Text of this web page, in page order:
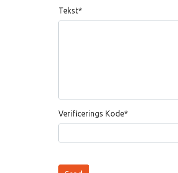
Tekst*
Verificerings Kode*